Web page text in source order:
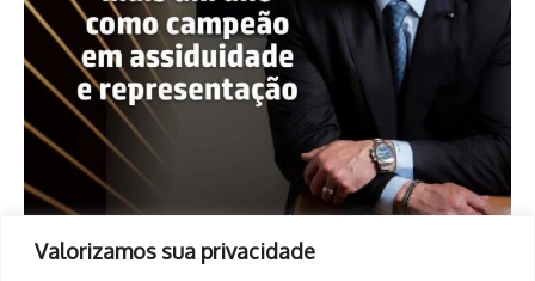
Valorizamos sua privacidade